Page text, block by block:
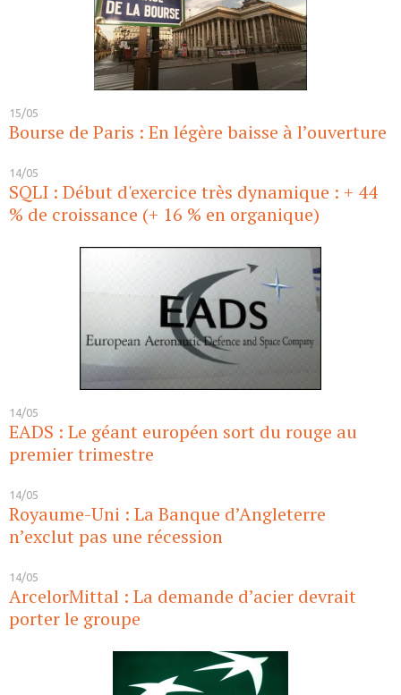
15/05
Bourse de Paris : En légère baisse à l’ouverture
14/05
SQLI : Début d'exercice très dynamique : + 44
% de croissance (+ 16 % en organique)
14/05
EADS : Le géant européen sort du rouge au
premier trimestre
14/05
Royaume-Uni : La Banque d’Angleterre
n’exclut pas une récession
14/05
ArcelorMittal : La demande d’acier devrait
porter le groupe